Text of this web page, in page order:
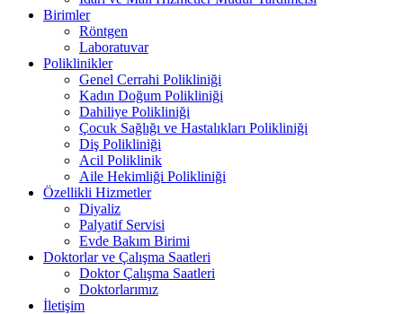
Birimler
Röntgen
Laboratuvar
Poliklinikler
Genel Cerrahi Polikliniği
Kadın Doğum Polikliniği
Dahiliye Polikliniği
Çocuk Sağlığı ve Hastalıkları Polikliniği
Diş Polikliniği
Acil Poliklinik
Aile Hekimliği Polikliniği
Özellikli Hizmetler
Diyaliz
Palyatif Servisi
Evde Bakım Birimi
Doktorlar ve Çalışma Saatleri
Doktor Çalışma Saatleri
Doktorlarımız
İletişim